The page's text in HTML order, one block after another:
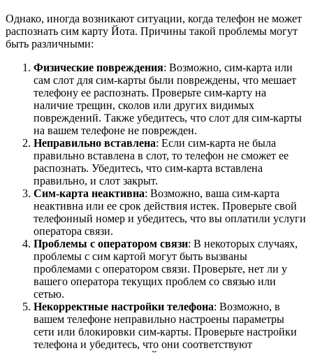
Однако, иногда возникают ситуации, когда телефон не может
распознать сим карту Йота. Причины такой проблемы могут
быть различными:
Физические повреждения: Возможно, сим-карта или
сам слот для сим-карты были повреждены, что мешает
телефону ее распознать. Проверьте сим-карту на
наличие трещин, сколов или других видимых
повреждений. Также убедитесь, что слот для сим-карты
на вашем телефоне не поврежден.
Неправильно вставлена: Если сим-карта не была
правильно вставлена в слот, то телефон не сможет ее
распознать. Убедитесь, что сим-карта вставлена
правильно, и слот закрыт.
Сим-карта неактивна: Возможно, ваша сим-карта
неактивна или ее срок действия истек. Проверьте свой
телефонный номер и убедитесь, что вы оплатили услуги
оператора связи.
Проблемы с оператором связи: В некоторых случаях,
проблемы с сим картой могут быть вызваны
проблемами с оператором связи. Проверьте, нет ли у
вашего оператора текущих проблем со связью или
сетью.
Некорректные настройки телефона: Возможно, в
вашем телефоне неправильно настроены параметры
сети или блокировки сим-карты. Проверьте настройки
телефона и убедитесь, что они соответствуют